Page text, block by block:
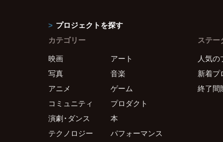
プロジェクトを探す
カテゴリー
映画
アート
写真
音楽
アニメ
ゲーム
コミュニティ
プロダクト
演劇・ダンス
本
テクノロジー
パフォーマンス
ステー
人気の
新着プ
終了間